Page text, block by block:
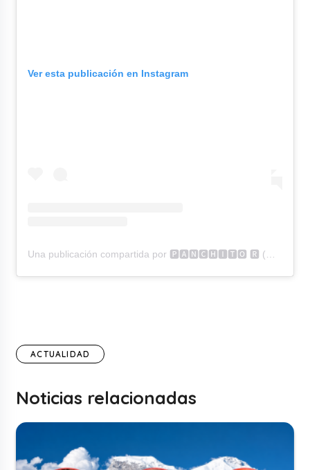
Ver esta publicación en Instagram
ACTUALIDAD
Noticias relacionadas